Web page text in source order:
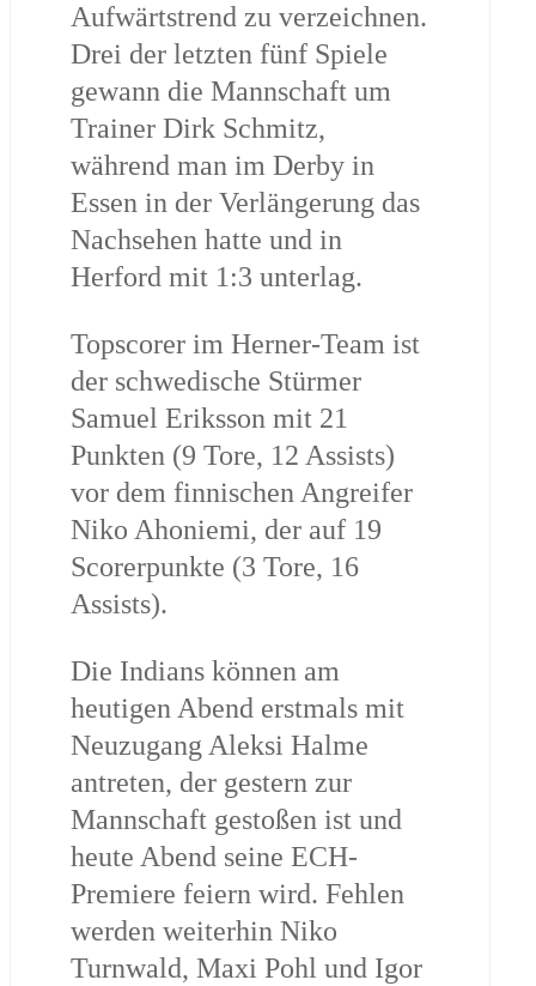
Aufwärtstrend zu verzeichnen.
Drei der letzten fünf Spiele
gewann die Mannschaft um
Trainer Dirk Schmitz,
während man im Derby in
Essen in der Verlängerung das
Nachsehen hatte und in
Herford mit 1:3 unterlag.
Topscorer im Herner-Team ist
der schwedische Stürmer
Samuel Eriksson mit 21
Punkten (9 Tore, 12 Assists)
vor dem finnischen Angreifer
Niko Ahoniemi, der auf 19
Scorerpunkte (3 Tore, 16
Assists).
Die Indians können am
heutigen Abend erstmals mit
Neuzugang Aleksi Halme
antreten, der gestern zur
Mannschaft gestoßen ist und
heute Abend seine ECH-
Premiere feiern wird. Fehlen
werden weiterhin Niko
Turnwald, Maxi Pohl und Igor